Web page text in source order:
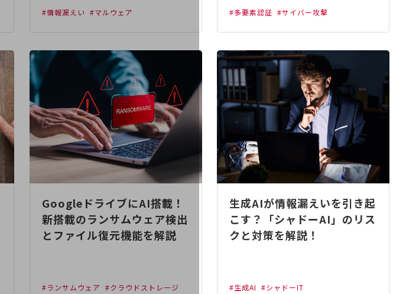
#情報漏えい #マルウェア #多要素認証 #サイバー攻撃
GoogleドライブにAI搭載！
新搭載のランサムウェア検出
とファイル復元機能を解説
#ランサムウェア #クラウドストレージ
生成AIが情報漏えいを引き起
こす？「シャドーAI」のリス
クと対策を解説！
#生成AI #シャドーIT